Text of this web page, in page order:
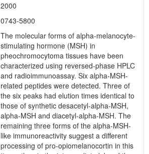
2000
0743-5800
The molecular forms of alpha-melanocyte-
stimulating hormone (MSH) in
pheochromocytoma tissues have been
characterized using reversed-phase HPLC
and radioimmunoassay. Six alpha-MSH-
related peptides were detected. Three of
the six peaks had elution times identical to
those of synthetic desacetyl-alpha-MSH,
alpha-MSH and diacetyl-alpha-MSH. The
remaining three forms of the alpha-MSH-
like immunoreactivity suggest a different
processing of pro-opiomelanocortin in this